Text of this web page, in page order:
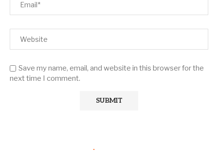
Save my name, email, and website in this browser for the
next time I comment.